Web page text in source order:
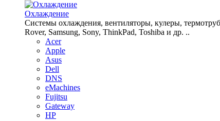
Охлаждение
Системы охлаждения, вентиляторы, кулеры,
Rover, Samsung, Sony, ThinkPad, Toshiba и др. ..
Acer
Apple
Asus
Dell
DNS
eMachines
Fujitsu
Gateway
HP